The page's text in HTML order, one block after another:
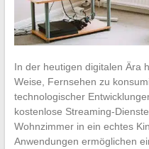
In der heutigen digitalen Ära
Weise, Fernsehen zu
technologischer
kostenlose Streaming-
Wohnzimmer in ein echtes
Anwendungen ermöglichen